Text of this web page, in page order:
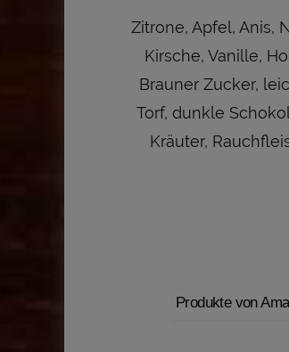
Zitrone, Apfel, Anis,
Kirsche, Vanille,
Brauner Zucker,
Torf, dunkle
Kräuter,
Produkte von